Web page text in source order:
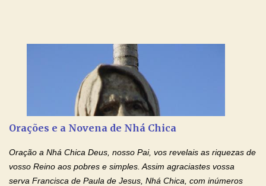
ensanguentadas, chagadas e abertas, sobre mim, neste
momento. Sinto-me completamente sem forças para prosseguir,
carregando as minhas cruzes. Preciso que a força e o poder de
Tuas Mãos, que suportaram a mais profunda dor ao serem
pregadas na Cruz, reergam-me e curem-me agora. Jesus, não
peço somente por mim, mas também por todos aqueles que mais
amo. Nós precisamos desesperadamente de cura física e
espiritual, através do toque consolador de tuas Mãos
ensanguentadas e infinitamente poderosas. Eu reconheço,
apesar de toda a minha limitação e da infinidade dos meus ...
Orações e a Novena de Nhá Chica
Oração a Nhá Chica Deus, nosso Pai, vos revelais as riquezas de
vosso Reino aos pobres e simples. Assim agraciastes vossa
serva Francisca de Paula de Jesus, Nhá Chica, com inúmeros